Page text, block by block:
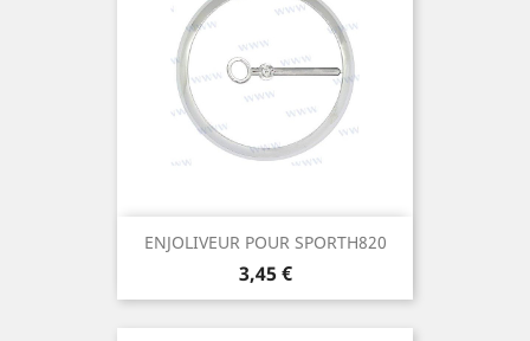
ENJOLIVEUR POUR SPORTH820
Prix
3,45 €